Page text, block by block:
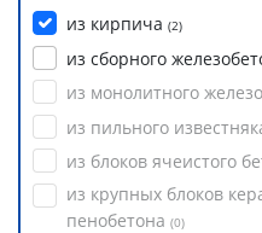
из кирпича (2)
из сборного
из монолитного
из пильного
из блоков ячеистого
из крупных блоков
пенобетона (0)